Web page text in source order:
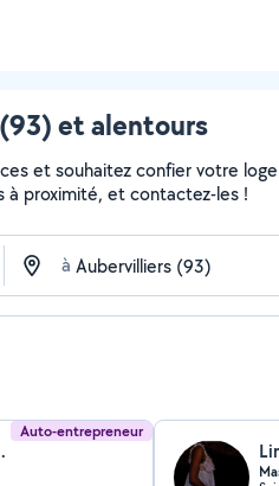
et alentours
et souhaitez confier votre
à proximité, et contactez-les !
à
Auto-entrepreneur